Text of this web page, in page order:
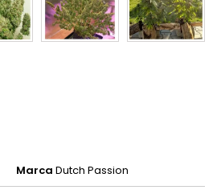
Marca Dutch Passion